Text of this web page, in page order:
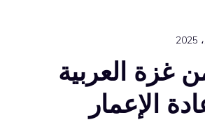
غزة العربية
الإعمار